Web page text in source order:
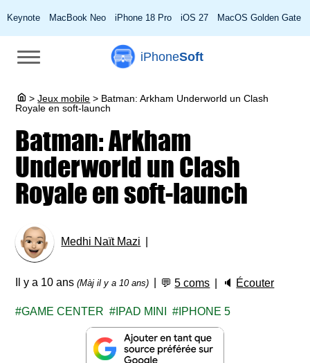
Keynote MacBook Neo iPhone 18 Pro iOS 27 MacOS Golden Gate
iPhoneSoft
> Jeux mobile > Batman: Arkham Underworld un Clash
Royale en soft-launch
Batman: Arkham
Underworld un Clash
Royale en soft-launch
Medhi Naït Mazi
Il y a 10 ans(Màj il y a 10 ans) 💬5 coms 🔈 Écouter
GAME CENTER IPAD MINI IPHONE 5